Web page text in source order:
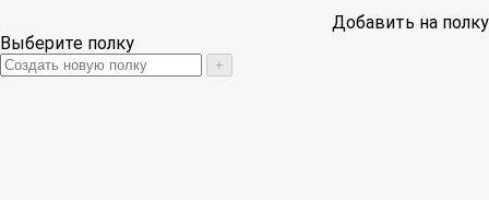
Добавить на полку
Выберите полку
+